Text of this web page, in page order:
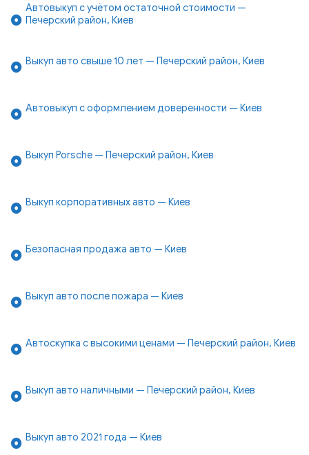
Автовыкуп с учётом остаточной стоимости —
Печерский район, Киев
Выкуп авто свыше 10 лет — Печерский район, Киев
Автовыкуп с оформлением доверенности — Киев
Выкуп Porsche — Печерский район, Киев
Выкуп корпоративных авто — Киев
Безопасная продажа авто — Киев
Выкуп авто после пожара — Киев
Автоскупка с высокими ценами — Печерский район, Киев
Выкуп авто наличными — Печерский район, Киев
Выкуп авто 2021 года — Киев